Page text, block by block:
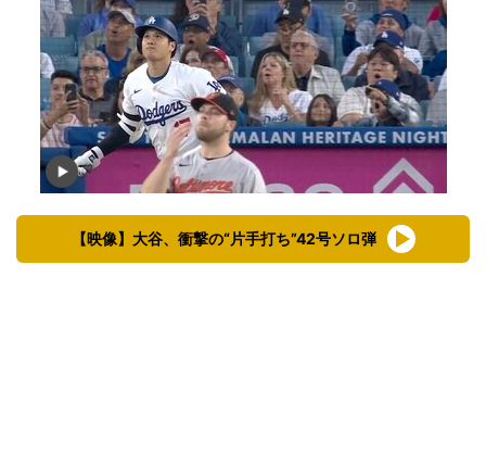
【映像】大谷、衝撃の“片手打ち”42号ソロ弾